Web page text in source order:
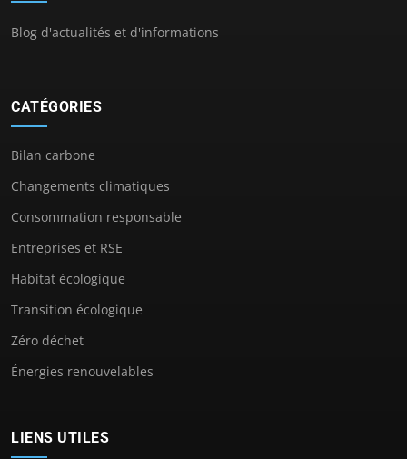
Blog d'actualités et d'informations
CATÉGORIES
Bilan carbone
Changements climatiques
Consommation responsable
Entreprises et RSE
Habitat écologique
Transition écologique
Zéro déchet
Énergies renouvelables
LIENS UTILES